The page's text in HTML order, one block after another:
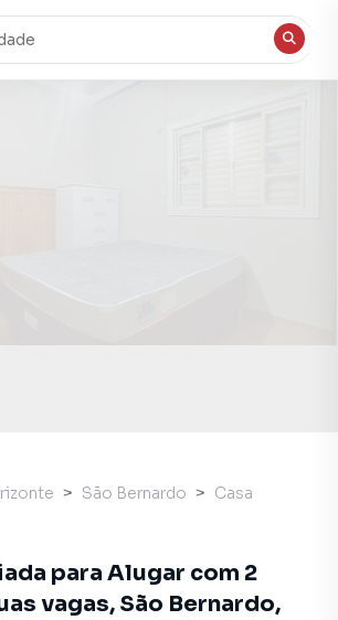
São Bernardo
Casa
para Alugar com 2
vagas, São Bernardo,